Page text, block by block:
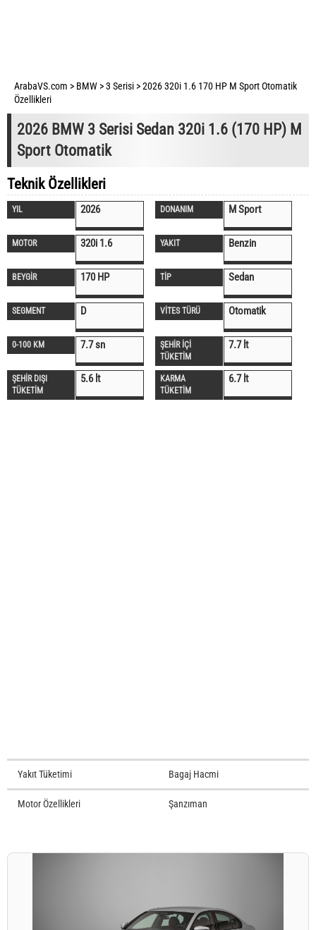
ArabaVS.com > BMW >3 Serisi >2026 320i 1.6 170 HP M Sport Otomatik
Özellikleri
2026 BMW 3 Serisi Sedan 320i 1.6 (170 HP) M
Sport Otomatik
Teknik Özellikleri
YIL 2026 DONANIM M Sport
MOTOR 320i 1.6 YAKIT Benzin
BEYGİR 170 HP TİP Sedan
SEGMENT D VİTES TÜRÜ Otomatik
0-100 KM 7.7 sn
ŞEHİR İÇİ
TÜKETİM
7.7 lt
ŞEHİR DIŞI
TÜKETİM
5.6 lt
KARMA
TÜKETİM
6.7 lt
Yakıt Tüketimi Bagaj Hacmi
Motor Özellikleri Şanzıman